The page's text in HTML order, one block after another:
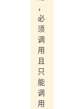
，
必
须
调
用
且
只
能
调
用